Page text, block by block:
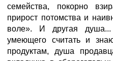
семейства, покорно
прирост потомства и
воле». И другая душа...
умеющего считать и
продуктам, душа